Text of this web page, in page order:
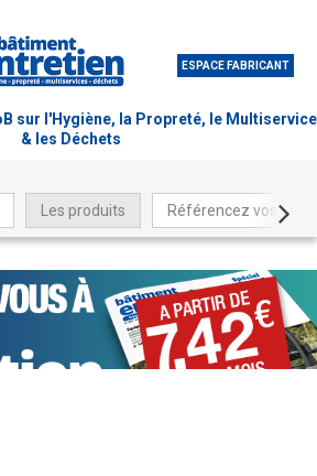
ESPACE FABRICANT
sur l'Hygiène, la Propreté, le Multiservice
& les Déchets
Les produits Référencez vos